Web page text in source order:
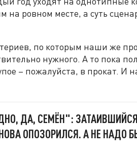
на ровном месте, а суть
по которым наши же
нужного. А то пока
– пожалуйста, в прокат. И
ДА, СЕМЁН":
ОПОЗОРИЛСЯ. А НЕ НАДО